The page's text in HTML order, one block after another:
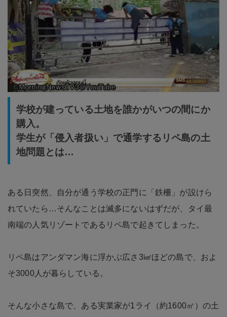
学校が建っている土地を誰かがいつの間にか
購入。
学生が「侵入者扱い」で通学するリペ島の土
地問題とは…
ある日突然、自分が通う学校の正門に「鉄柵」が設けら
れていたら…そんなことは滅多にないはずだが、タイ最
南端の人気リゾートであるリペ島で起きてしまった。
リペ島はアンダマン海に浮かぶ広さ3㎢ほどの島で、およ
そ3000人が暮らしている。
そんな小さな島で、ある実業家が1ライ（約1600㎡）の土